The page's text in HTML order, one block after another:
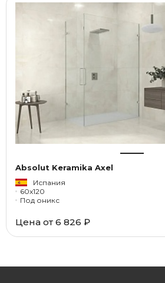
Absolut Keramika Axel
Испания
60x120
Под оникс
Цена от 6 826 ₽